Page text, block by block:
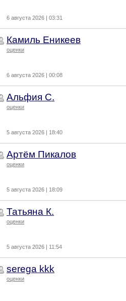
6 августа 2026 | 03:31
Камиль Еникеев
оценки
6 августа 2026 | 00:08
Альфия С.
оценки
5 августа 2026 | 18:40
Артём Пикалов
оценки
5 августа 2026 | 18:09
Татьяна К.
оценки
5 августа 2026 | 11:54
serega kkk
оценки